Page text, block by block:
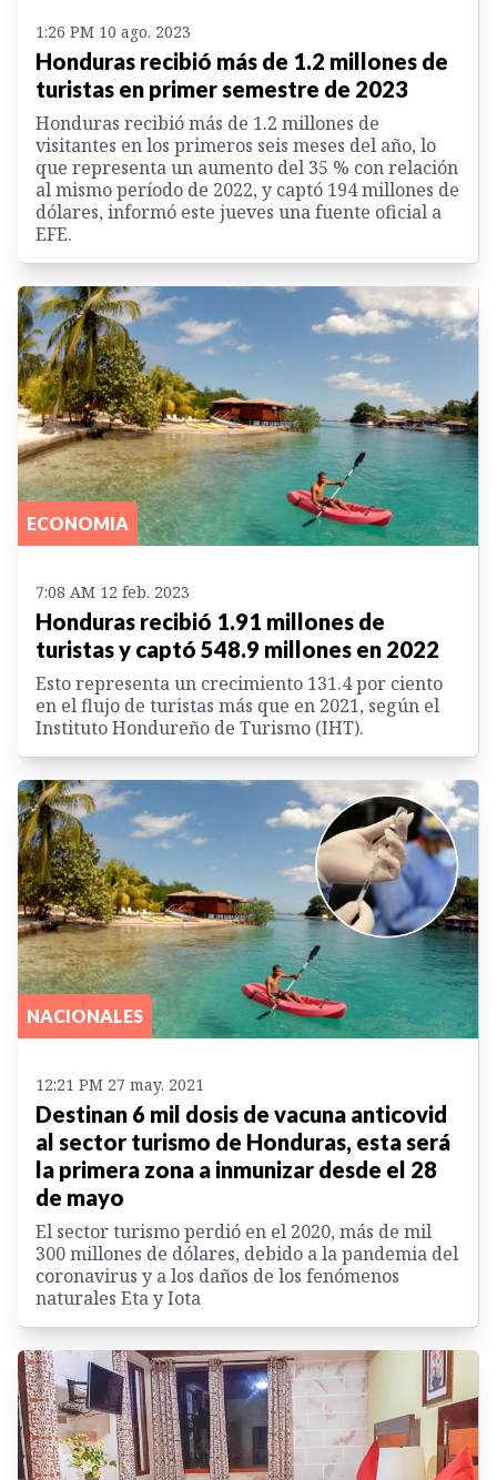
1:26 PM 10 ago. 2023
Honduras recibió más de 1.2 millones de
turistas en primer semestre de 2023
Honduras recibió más de 1.2 millones de
visitantes en los primeros seis meses del año, lo
que representa un aumento del 35 % con relación
al mismo período de 2022, y captó 194 millones de
dólares, informó este jueves una fuente oficial a
EFE.
ECONOMIA
7:08 AM 12 feb. 2023
Honduras recibió 1.91 millones de
turistas y captó 548.9 millones en 2022
Esto representa un crecimiento 131.4 por ciento
en el flujo de turistas más que en 2021, según el
Instituto Hondureño de Turismo (IHT).
NACIONALES
12:21 PM 27 may. 2021
Destinan 6 mil dosis de vacuna anticovid
al sector turismo de Honduras, esta será
la primera zona a inmunizar desde el 28
de mayo
El sector turismo perdió en el 2020, más de mil
300 millones de dólares, debido a la pandemia del
coronavirus y a los daños de los fenómenos
naturales Eta y Iota